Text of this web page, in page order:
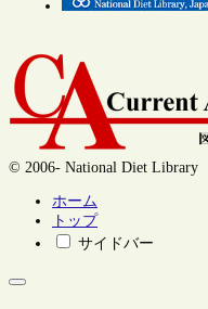
© 2006- National Diet Library
ホーム
トップ
サイドバー